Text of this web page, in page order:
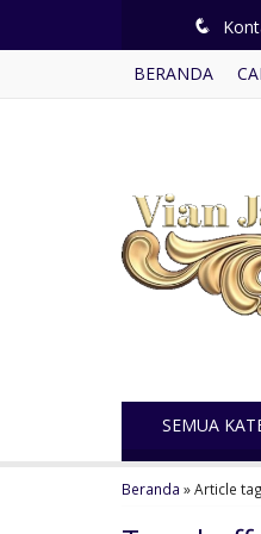
q
BERANDA
SEMUA
Beranda »Article